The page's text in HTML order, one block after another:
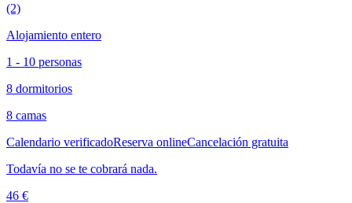
(2)
Alojamiento entero
1 - 10 personas
8 dormitorios
8 camas
Calendario verificadoReserva onlineCancelación gratuita
Todavía no se te cobrará nada.
46 €